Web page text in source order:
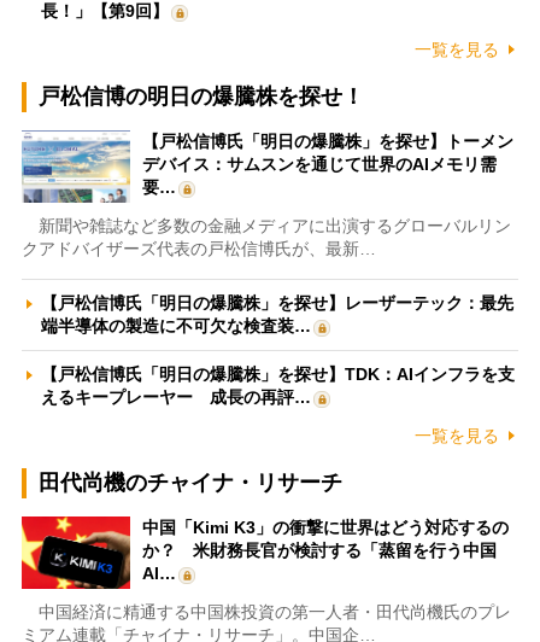
長！」【第9回】
一覧を見る
戸松信博の明日の爆騰株を探せ！
【戸松信博氏「明日の爆騰株」を探せ】トーメン
デバイス：サムスンを通じて世界のAIメモリ需
要…
新聞や雑誌など多数の金融メディアに出演するグローバルリン
クアドバイザーズ代表の戸松信博氏が、最新…
【戸松信博氏「明日の爆騰株」を探せ】レーザーテック：最先
端半導体の製造に不可欠な検査装…
【戸松信博氏「明日の爆騰株」を探せ】TDK：AIインフラを支
えるキープレーヤー 成長の再評…
一覧を見る
田代尚機のチャイナ・リサーチ
中国「Kimi K3」の衝撃に世界はどう対応するの
か？ 米財務長官が検討する「蒸留を行う中国
AI…
中国経済に精通する中国株投資の第一人者・田代尚機氏のプレ
ミアム連載「チャイナ・リサーチ」。中国企…